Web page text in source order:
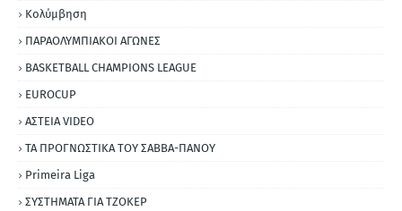
Κολύμβηση
ΠΑΡΑΟΛΥΜΠΙΑΚΟΙ ΑΓΩΝΕΣ
BASKETBALL CHAMPIONS LEAGUE
EUROCUP
ΑΣΤΕΙΑ VIDEO
ΤΑ ΠΡΟΓΝΩΣΤΙΚΑ ΤΟΥ ΣΑΒΒΑ-ΠΑΝΟΥ
Primeira Liga
ΣΥΣΤΗΜΑΤΑ ΓΙΑ ΤΖΟΚΕΡ